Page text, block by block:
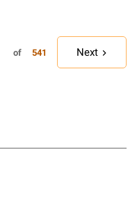
of 541 Next